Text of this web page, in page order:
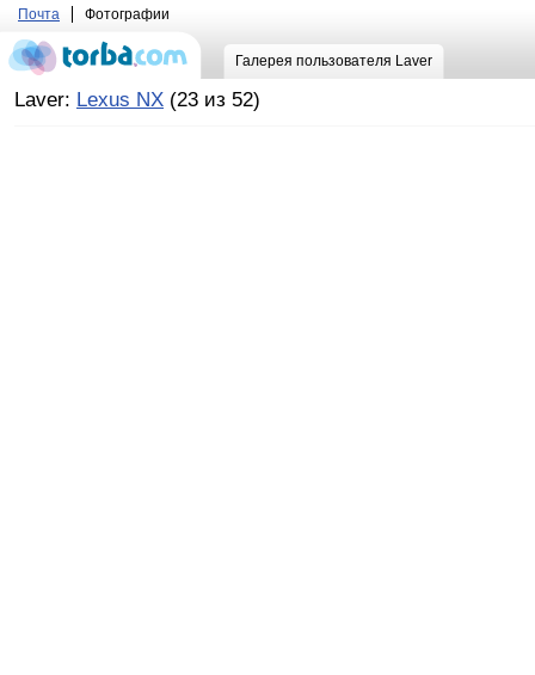
Почта Фотографии
Галерея пользователя Laver
Laver: Lexus NX (23 из 52)